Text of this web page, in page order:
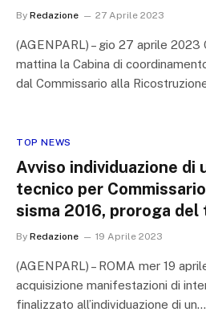
By Redazione 27 Aprile 2023
(AGENPARL) – gio 27 aprile
mattina la Cabina di
dal Commissario alla
TOP NEWS
Avviso individuazione di
tecnico per
sisma 2016, proroga del
By Redazione 19 Aprile 2023
(AGENPARL) – ROMA mer 19
acquisizione manifestazioni di
finalizzato all’individuazione di un…